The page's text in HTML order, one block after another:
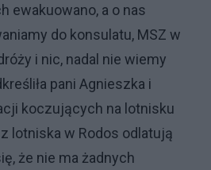
ewakuowano, a o nas
do konsulatu, MSZ w
i nic, nadal nie wiemy
pani Agnieszka i
koczujących na lotnisku
lotniska w Rodos odlatują
że nie ma żadnych